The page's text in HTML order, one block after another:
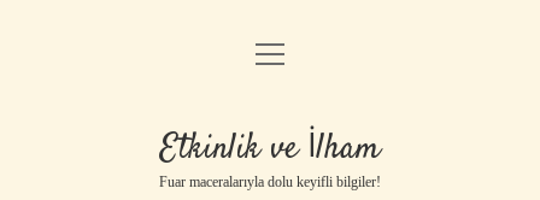
Anasayfa
Gizlilik Politikası
Yasal Uyarı
menüyü
Etkinlik ve İlham
Fuar maceralarıyla dolu keyifli bilgiler!